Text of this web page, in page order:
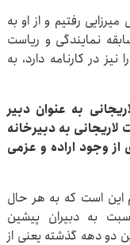
رفتیم و از او به‌
نمایندگی و ریاست
در کارنامه دارد، به
به‌ عنوان دبیر
به دبیرخانه
از وجود اراده و عزمی
این است که به هر حال
به دبیران پیشین
دو دهه گذشته یعنی از